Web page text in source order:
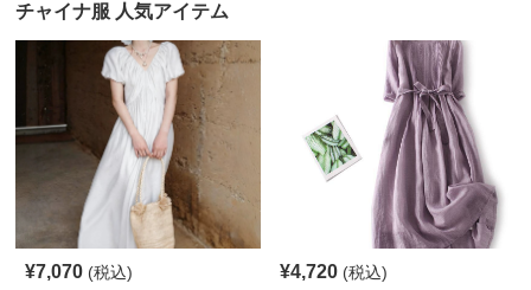
チャイナ服 人気アイテム
¥7,070 (税込) ¥4,720 (税込)